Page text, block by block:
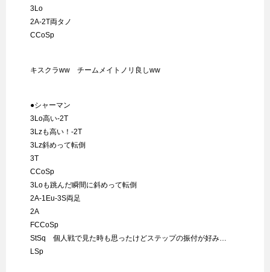
3Lo
2A-2T両タノ
CCoSp
キスクラww チームメイトノリ良しww
●シャーマン
3Lo高い-2T
3Lzも高い！-2T
3Lz斜めって転倒
3T
CCoSp
3Loも跳んだ瞬間に斜めって転倒
2A-1Eu-3S両足
2A
FCCoSp
StSq 個人戦で見た時も思ったけどステップの振付が好み…
LSp